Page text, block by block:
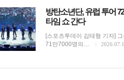
방탄소년단, 유럽 투어
타임 쇼 간다
[스포츠투데이 김태형 기자]
71만7000명의…